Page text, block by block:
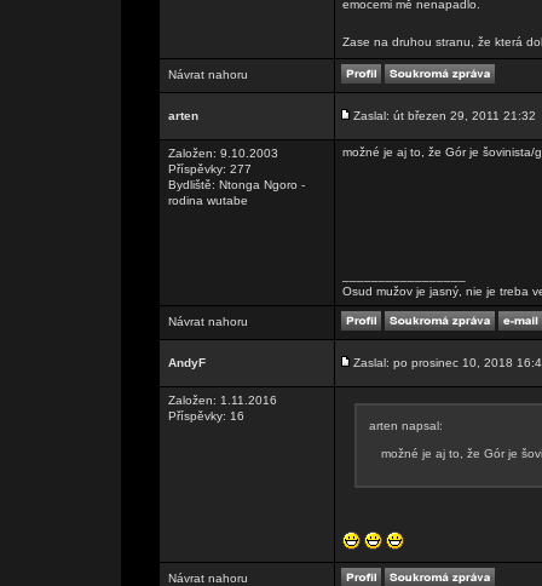
emocemi mě nenapadlo.
Zase na druhou stranu, že která
Návrat nahoru
arten Zaslal: út březen 29, 2011 21:32
Založen: 9.10.2003
Příspěvky: 277
Bydliště: Ntonga Ngoro -
rodina wutabe
možné je aj to, že Gór je šovinista/
Osud mužov je jasný, nie je treba
Návrat nahoru
AndyF Zaslal: po prosinec 10, 2018
Založen: 1.11.2016
Příspěvky: 16
arten napsal:
možné je aj to, že Gór je
Návrat nahoru